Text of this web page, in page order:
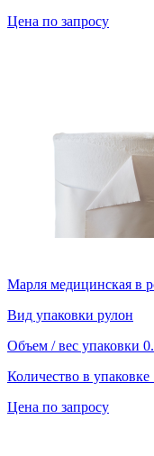
Цена по запросу
Марля медицинская в
Вид упаковки рулон
Объем / вес упаковки
Количество в упаковке
Цена по запросу